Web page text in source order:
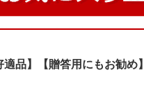
品】【贈答用にもお勧め】